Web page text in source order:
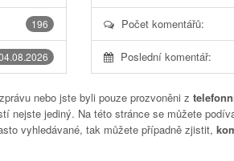
196 Počet komentářů:
Poslední komentář:
nebo jste byli pouze prozvoněni z
nejste jediný. Na této stránce se můžete
vyhledávané, tak můžete případně zjistit,